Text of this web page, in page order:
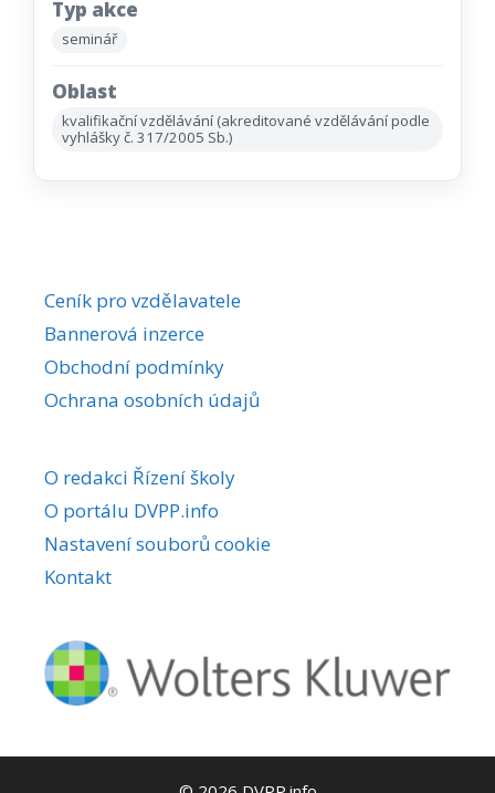
Typ akce
seminář
Oblast
kvalifikační vzdělávání (akreditované vzdělávání podle
vyhlášky č. 317/2005 Sb.)
Ceník pro vzdělavatele
Bannerová inzerce
Obchodní podmínky
Ochrana osobních údajů
O redakci Řízení školy
O portálu DVPP.info
Nastavení souborů cookie
Kontakt